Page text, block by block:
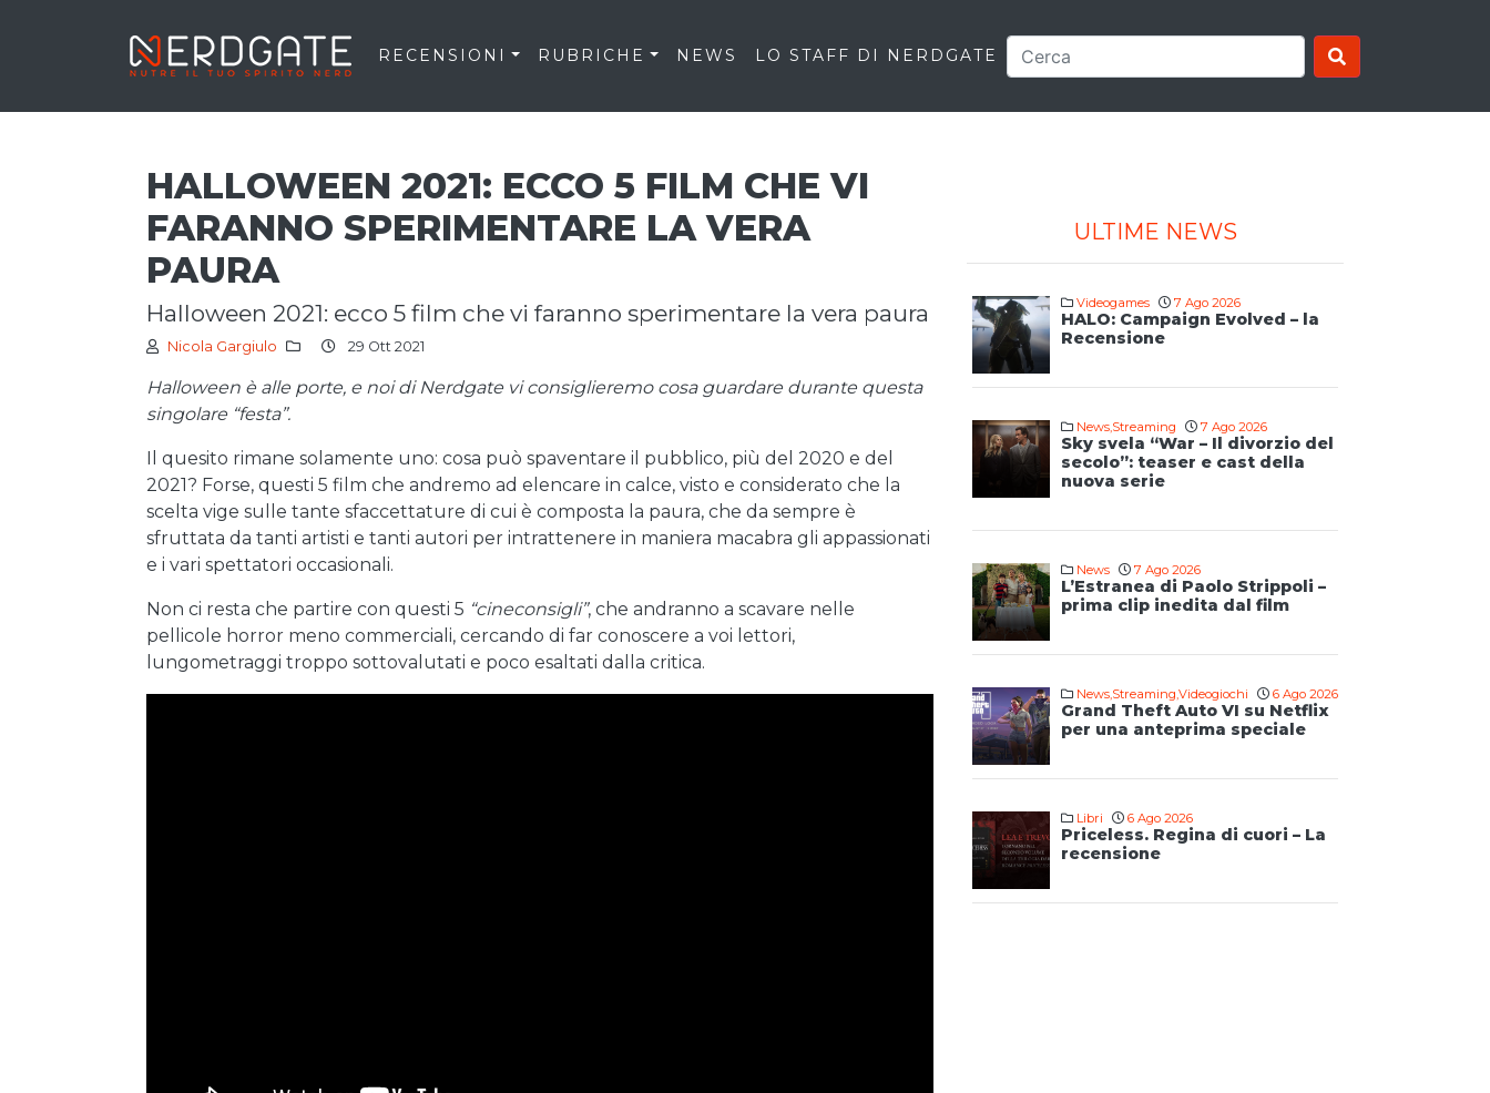
RECENSIONI RUBRICHE NEWS LO STAFF DI NERDGATE
HALLOWEEN 2021: ECCO 5 FILM CHE VI
FARANNO SPERIMENTARE LA VERA
PAURA
halloween 2021: ecco 5 film che vi faranno sperimentare la vera paura
Nicola Gargiulo 29 Ott 2021
Halloween è alle porte, e noi di Nerdgate vi consiglieremo cosa guardare durante questa
singolare “festa”.
Il quesito rimane solamente uno: cosa può spaventare il pubblico, più del 2020 e del
2021? Forse, questi 5 film che andremo ad elencare in calce, visto e considerato che la
scelta vige sulle tante sfaccettature di cui è composta la paura, che da sempre è
sfruttata da tanti artisti e tanti autori per intrattenere in maniera macabra gli appassionati
e i vari spettatori occasionali.
Non ci resta che partire con questi 5 “cineconsigli”, che andranno a scavare nelle
pellicole horror meno commerciali, cercando di far conoscere a voi lettori,
lungometraggi troppo sottovalutati e poco esaltati dalla critica.
ULTIME NEWS
Videogames 7 Ago 2026
HALO: Campaign Evolved – la
Recensione
News,Streaming 7 Ago 2026
Sky svela “War – Il divorzio del
secolo”: teaser e cast della
nuova serie
News 7 Ago 2026
L’Estranea di Paolo Strippoli –
prima clip inedita dal film
News,Streaming,Videogiochi 6 Ago 2026
Grand Theft Auto VI su Netflix
per una anteprima speciale
Libri 6 Ago 2026
Priceless. Regina di cuori – La
recensione